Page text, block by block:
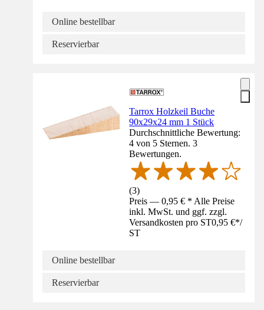
Online bestellbar
Reservierbar
Tarrox Holzkeil Buche
90x29x24 mm 1 Stück
Durchschnittliche Bewertung:
4 von 5 Sternen. 3
Bewertungen.
(3)
Preis — 0,95 € * Alle Preise
inkl. MwSt. und ggf. zzgl.
Versandkosten pro ST0,95 €*/
ST
Online bestellbar
Reservierbar